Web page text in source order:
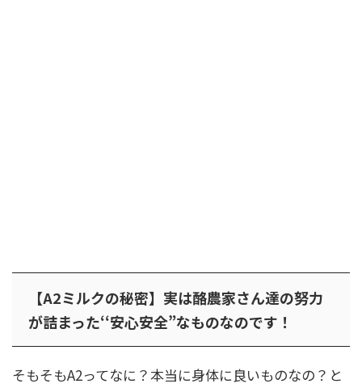
【A2ミルクの秘密】実は酪農家さん達の努力
が詰まった‘‘安心安全”なものなのです！
そもそもA2ってなに？本当に身体に良いものなの？と